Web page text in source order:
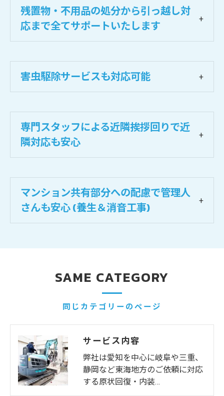
残置物・不用品の処分から引っ越し対
応まで全てサポートいたします
害虫駆除サービスも対応可能
専門スタッフによる近隣挨拶回りで近
隣対応も安心
マンション共有部分への配慮で管理人
さんも安心 (養生＆消音工事)
同じカテゴリーのページ
SAME CATEGORY
サービス内容
弊社は愛知を中心に岐阜や三重、
静岡など東海地方のご依頼に対応
する原状回復・内装…